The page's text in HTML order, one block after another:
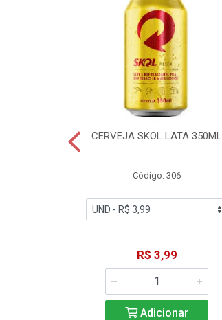
CERVEJA SKOL LATA 350ML
Código: 306
R$ 3,99
Adicionar